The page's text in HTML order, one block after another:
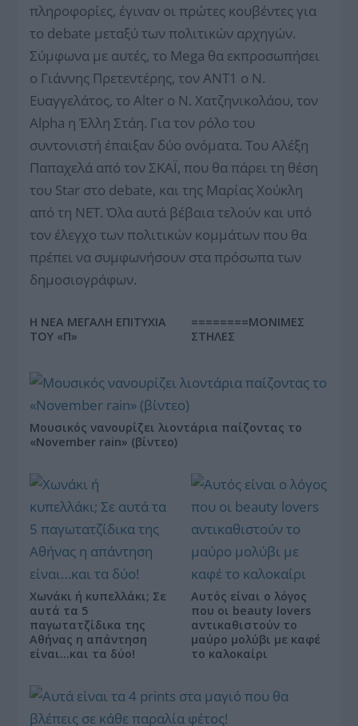
πληροφορίες, έγιναν οι πρώτες κουβέντες για
το debate μεταξύ των πολιτικών αρχηγών.
Σύμφωνα με αυτές, το Mega θα εκπροσωπήσει
ο Γιάννης Πρετεντέρης, τον ΑΝΤ1 ο Ν.
Ευαγγελάτος, το Alter ο Ν. Χατζηνικολάου, τον
Alpha η Έλλη Στάη. Για τον ρόλο του
συντονιστή έπαιξαν δύο ονόματα. Του Αλέξη
Παπαχελά από τον ΣΚΑΪ, που θα πάρει τη θέση
του Star στο debate, και της Μαρίας Χούκλη
από τη ΝΕΤ. Όλα αυτά βέβαια τελούν και υπό
τον έλεγχο των πολιτικών κομμάτων που θα
πρέπει να συμφωνήσουν στα πρόσωπα των
δημοσιογράφων.
Η ΝΕΑ ΜΕΓΑΛΗ ΕΠΙΤΥΧΙΑ
ΤΟΥ «Π»
========ΜΟΝΙΜΕΣ
ΣΤΗΛΕΣ
Μουσικός νανουρίζει λιοντάρια παίζοντας το
«November rain» (βίντεο)
Χωνάκι ή κυπελλάκι; Σε
αυτά τα 5
παγωτατζίδικα της
Αθήνας η απάντηση
είναι…και τα δύο!
Αυτός είναι ο λόγος
που οι beauty lovers
αντικαθιστούν το
μαύρο μολύβι με καφέ
το καλοκαίρι